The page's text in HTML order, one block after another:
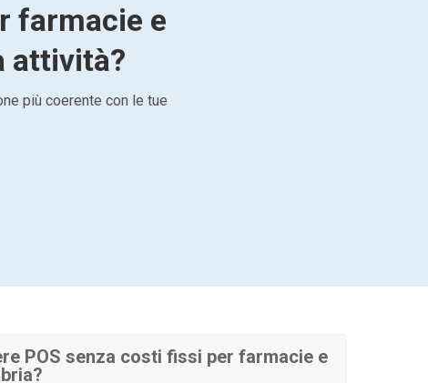
farmacie e
attività?
più coerente con le tue
POS senza costi fissi per farmacie e